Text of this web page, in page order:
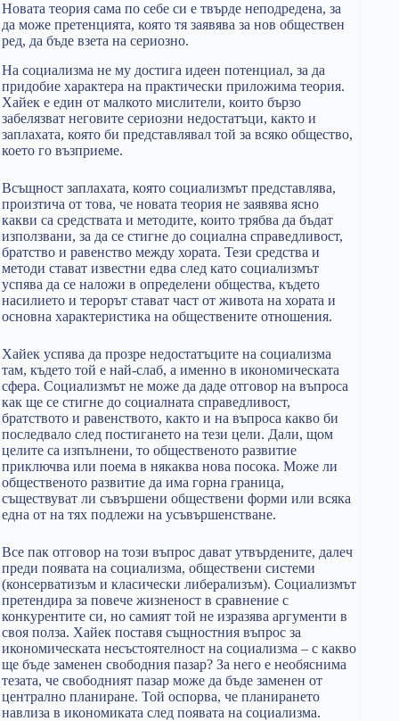
Новата теория сама по себе си е твърде неподредена, за
да може претенцията, която тя заявява за нов обществен
ред, да бъде взета на сериозно.
На социализма не му достига идеен потенциал, за да
придобие характера на практически приложима теория.
Хайек е един от малкото мислители, които бързо
забелязват неговите сериозни недостатъци, както и
заплахата, която би представлявал той за всяко общество,
което го възприеме.
Всъщност заплахата, която социализмът представлява,
произтича от това, че новата теория не заявява ясно
какви са средствата и методите, които трябва да бъдат
използвани, за да се стигне до социална справедливост,
братство и равенство между хората. Тези средства и
методи стават известни едва след като социализмът
успява да се наложи в определени общества, където
насилието и терорът стават част от живота на хората и
основна характеристика на обществените отношения.
Хайек успява да прозре недостатъците на социализма
там, където той е най-слаб, а именно в икономическата
сфера. Социализмът не може да даде отговор на въпроса
как ще се стигне до социалната справедливост,
братството и равенството, както и на въпроса какво би
последвало след постигането на тези цели. Дали, щом
целите са изпълнени, то общественото развитие
приключва или поема в някаква нова посока. Може ли
общественото развитие да има горна граница,
съществуват ли съвършени обществени форми или всяка
една от на тях подлежи на усъвършенстване.
Все пак отговор на този въпрос дават утвърдените, далеч
преди появата на социализма, обществени системи
(консерватизъм и класически либерализъм). Социализмът
претендира за повече жизненост в сравнение с
конкурентите си, но самият той не изразява аргументи в
своя полза. Хайек поставя същностния въпрос за
икономическата несъстоятелност на социализма – с какво
ще бъде заменен свободния пазар? За него е необяснима
тезата, че свободният пазар може да бъде заменен от
централно планиране. Той оспорва, че планирането
навлиза в икономиката след появата на социализма.